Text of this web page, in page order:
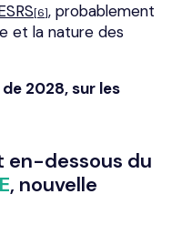
[6], probablement
et la nature des
de 2028, sur les
en-dessous du
, nouvelle